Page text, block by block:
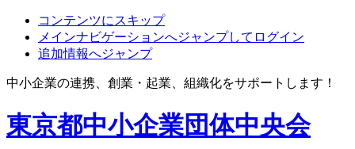
コンテンツにスキップ
メインナビゲーションへジャンプしてログイン
追加情報へジャンプ
中小企業の連携、創業・起業、組織化をサポートします！
東京都中小企業団体中央会